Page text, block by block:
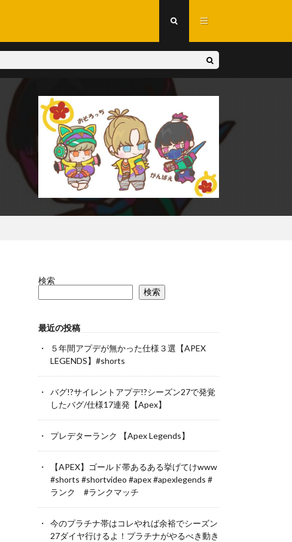
検索
検索
最近の投稿
５年間アプデが無かった仕様３選【APEX
LEGENDS】#shorts
バグ!?サイレントアプデ!?シーズン27で発覚
したバグ/仕様17連発【Apex】
プレデターランク 【Apex Legends】
【APEX】ゴールド帯あるある挙げてけwww
#shorts #shortvideo #apex #apexlegends #
ランク #ランクマッチ
今のプラチナ帯はコレやれば余裕でシーズン
27ダイヤ行けるよ！プラチナがやるべき動き